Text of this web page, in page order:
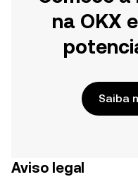
na OKX
Saiba
Aviso legal